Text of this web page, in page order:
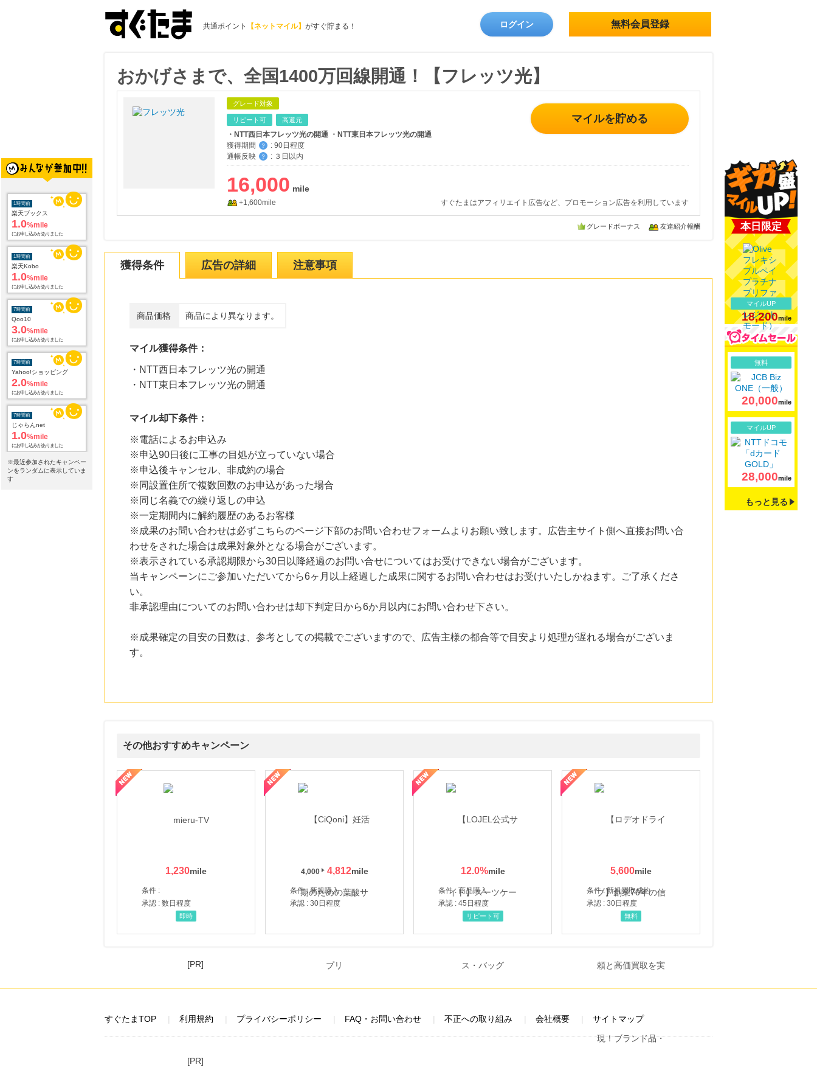
共通ポイント 【ネットマイル】 がすぐ貯まる！ ログイン 無料会員登録
1時間前
楽天ブックス
1.0%mile
にお申し込みがありました
1時間前
楽天Kobo
1.0%mile
にお申し込みがありました
7時間前
Qoo10
3.0%mile
にお申し込みがありました
7時間前
Yahoo!ショッピング
2.0%mile
にお申し込みがありました
7時間前
じゃらんnet
1.0%mile
にお申し込みがありました
7時間前
ホットペッパーグルメ
※最近参加されたキャンペー
ンをランダムに表示していま
す
おかげさまで、全国1400万回線開通！【フレッツ光】
グレード対象
リピート可 高還元
・NTT西日本フレッツ光の開通 ・NTT東日本フレッツ光の開通
獲得期間
？ : 90日程度
通帳反映
？ : ３日以内
マイルを貯める
16,000
+1,600mile すぐたまはアフィリエイト広告など、プロモーション広告を利用しています
グレードボーナス 友達紹介報酬
獲得条件 広告の詳細 注意事項
商品価格 商品により異なります。
マイル獲得条件：
・NTT西日本フレッツ光の開通
・NTT東日本フレッツ光の開通
マイル却下条件：
※電話によるお申込み
※申込90日後に工事の目処が立っていない場合
※申込後キャンセル、非成約の場合
※同設置住所で複数回数のお申込があった場合
※同じ名義での繰り返しの申込
※一定期間内に解約履歴のあるお客様
※成果のお問い合わせは必ずこちらのページ下部のお問い合わせフォームよりお願い致します。広告主サイト側へ直接お問い合
わせをされた場合は成果対象外となる場合がございます。
※表示されている承認期限から30日以降経過のお問い合せについてはお受けできない場合がございます。
当キャンペーンにご参加いただいてから6ヶ月以上経過した成果に関するお問い合わせはお受けいたしかねます。ご了承くださ
い。
非承認理由についてのお問い合わせは却下判定日から6か月以内にお問い合わせ下さい。
※成果確定の目安の日数は、参考としての掲載でございますので、広告主様の都合等で目安より処理が遅れる場合がございま
す。
その他おすすめキャンペーン
1,230
条件 :
承認 : 数日程度
即時
4,000 4,812
条件 : 新規購入
承認 : 30日程度
12.0%
条件 : 商品購入
承認 : 45日程度
【LOJEL公式サイト】スーツケース・バッグ
リピート可
5,600
条件 : 新規買取成約
承認 : 30日程度
【ロデオドライブ】創業70年の信頼と高価買取を実現！ブランド品・貴金属の無料査定
無料
本日限定
マイルUP
18,200mile
無料
20,000mile
マイルUP
28,000mile
もっと見る
[PR]
すぐたまTOP 利用規約 プライバシーポリシー FAQ・お問い合わせ 不正への取り組み 会社概要 サイトマップ
[PR]